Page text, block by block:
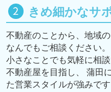
きめ細かなサ
不動産のことから、地域の
なんでもご相談ください。
小さなことでも気軽に相
不動産屋を目指し、 蒲田
た営業スタイルが強みです